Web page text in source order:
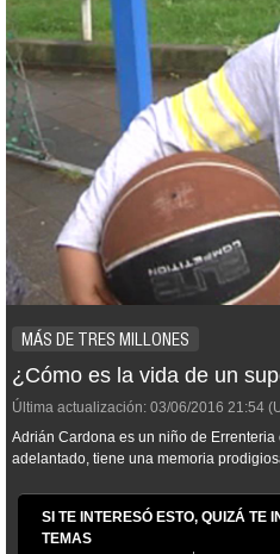
MÁS DE TRES MILLONES
¿Cómo es la vida de un
Última actualización: 03/06/2016 21:54
Adrián Cardona es un niño de
adelantado, tiene una memoria
SI TE INTERESÓ ESTO, QUIZÁ TE
TEMAS